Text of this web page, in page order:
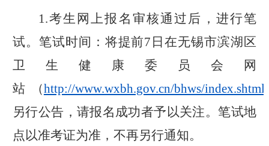
1.考生网上报名审核通过后 ，进行笔
试。笔试时间：将提前7 日在无锡市滨湖区
卫生健康委员会网
站（http://www.wxbh.gov.cn/bhws/index.shtml
另行公告，请报名成功者予以关注。笔试地
点以准考证为准，不再另行通知。